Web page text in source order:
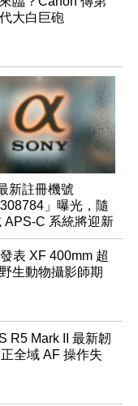
大白巨砲
新註冊機號
」曝光，隨
APS-C 系統將迎新
表 XF 400mm 超
生動物攝影師期
R5 Mark II 最新韌
全域 AF 操作失